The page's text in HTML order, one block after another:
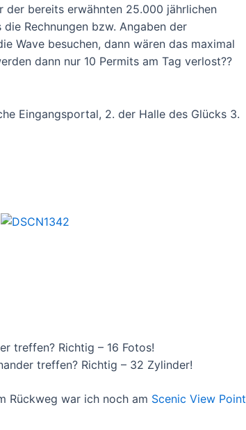
der bereits erwähnten 25.000 jährlichen
Rechnungen bzw. Angaben der
Wave besuchen, dann wären das maximal
dann nur 10 Permits am Tag verlost??
Eingangsportal, 2. der Halle des Glücks 3.
treffen? Richtig – 16 Fotos!
treffen? Richtig – 32 Zylinder!
Rückweg war ich noch am Scenic View Point